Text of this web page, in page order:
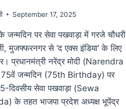
September 17, 2025
के जन्मदिन पर सेवा पखवाड़ा में गरजे चौधरी
मुजफ्फरनगर से ‘द एक्स इंडिया’ के लिए
प्रधानमंत्री नरेंद्र मोदी (Narendra
जन्मदिन (75th Birthday) पर
दिवसीय सेवा पखवाड़ा (Sewa
के तहत भाजपा प्रदेश अध्यक्ष भूपेंद्र